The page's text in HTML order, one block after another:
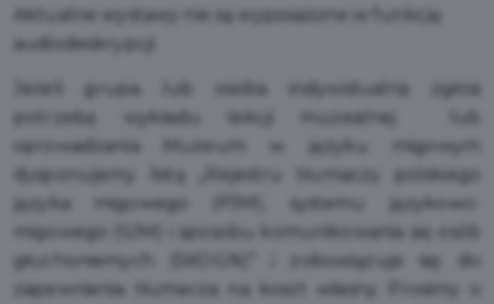
Aktualne wystawy nie są wyposażone w funkcję
audiodeskrypcji.
Jeżeli grupa lub osoba indywidualna zgłosi
potrzebę wykładu lekcji muzealnej lub
oprowadzania Muzeum w języku migowym
dysponujemy listą „Rejestru tłumaczy polskiego
języka migowego (PJM), systemu językowo-
migowego (SJM) i sposobu komunikowania się osób
głuchoniemych (SKOGN)” i zobowiązuje się do
zapewnienia tłumacza na koszt własny. Prosimy o